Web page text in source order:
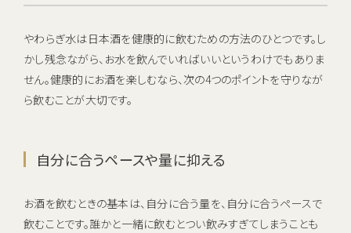
やわらぎ水は日本酒を健康的に飲むための方法のひとつです。し
かし残念ながら、お水を飲んでいればいいというわけでもありま
せん。健康的にお酒を楽しむなら、次の4つのポイントを守りなが
ら飲むことが大切です。
自分に合うペースや量に抑える
お酒を飲むときの基本は、自分に合う量を、自分に合うペースで
飲むことです。誰かと一緒に飲むとつい飲みすぎてしまうことも